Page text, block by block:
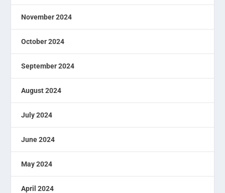
November 2024
October 2024
September 2024
August 2024
July 2024
June 2024
May 2024
April 2024